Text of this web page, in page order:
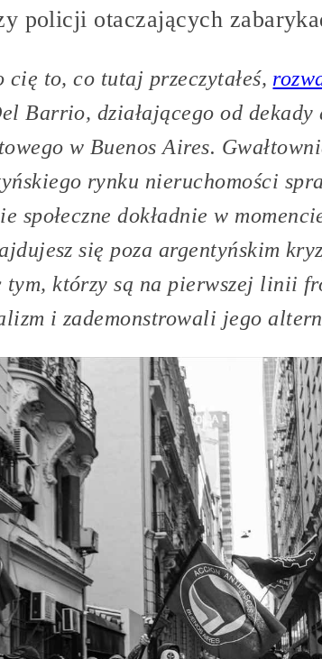
policji otaczających
cię to, co tutaj przeczytałeś,
Barrio, działającego od dekady
w Buenos Aires.
rynku nieruchomości
społeczne dokładnie w
się poza argentyńskim
tym, którzy są na pierwszej linii
i zademonstrowali jego